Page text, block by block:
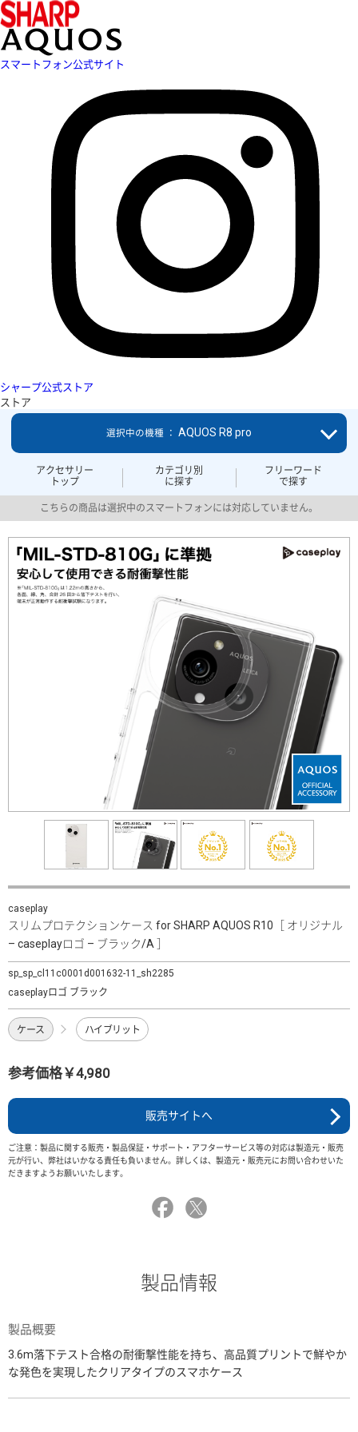
スマートフォン公式サイト
シャープ公式ストア
ストア
アクセサリー
トップ
カテゴリ別
に探す
フリーワード
で探す
選択中の機種 ： AQUOS R8 pro
こちらの商品は選択中のスマートフォンには対応していません。
caseplay
スリムプロテクションケース for SHARP AQUOS R10［ オリジナル
– caseplayロゴ – ブラック/A ］
sp_sp_cl11c0001d001632-11_sh2285
caseplayロゴ ブラック
ケース ハイブリット
参考価格￥4,980
販売サイトへ
ご注意：製品に関する販売・製品保証・サポート・アフターサービス等の対応は製造元・販売
元が行い、弊社はいかなる責任も負いません。詳しくは、製造元・販売元にお問い合わせいた
だきますようお願いいたします。
製品情報
製品概要
3.6m落下テスト合格の耐衝撃性能を持ち、高品質プリントで鮮やか
な発色を実現したクリアタイプのスマホケース